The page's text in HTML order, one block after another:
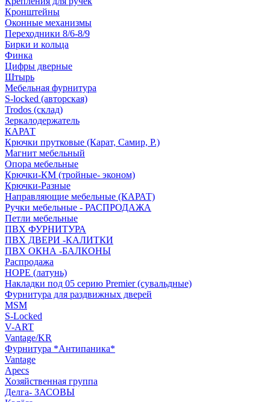
Кронштейны
Оконные механизмы
Переходники 8/6-8/9
Бирки и кольца
Финка
Цифры дверные
Штырь
Мебельная фурнитура
S-locked (авторская)
Trodos (склад)
Зеркалодержатель
КАРАТ
Крючки прутковые (Карат, Самир, Р.)
Магнит мебельный
Опора мебельные
Крючки-КМ (тройные- эконом)
Крючки-Разные
Направляющие мебельные (КАРАТ)
Ручки мебельные - РАСПРОДАЖА
Петли мебельные
ПВХ ФУРНИТУРА
ПВХ ДВЕРИ -КАЛИТКИ
ПВХ ОКНА -БАЛКОНЫ
Распродажа
HOPE (латунь)
Накладки под 05 серию Premier (сувальдные)
Фурнитура для раздвижных дверей
MSM
S-Locked
V-ART
Vantage/KR
Фурнитура *Антипаника*
Vantage
Apecs
Хозяйственная группа
Делга- ЗАСОВЫ